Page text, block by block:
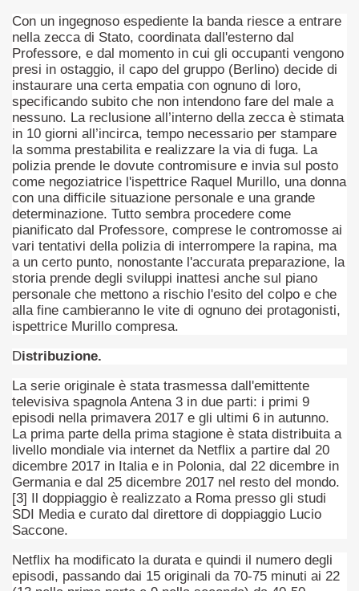
Con un ingegnoso espediente la banda riesce a entrare
nella zecca di Stato, coordinata dall'esterno dal
Professore, e dal momento in cui gli occupanti vengono
presi in ostaggio, il capo del gruppo (Berlino) decide di
instaurare una certa empatia con ognuno di loro,
specificando subito che non intendono fare del male a
nessuno. La reclusione all’interno della zecca è stimata
in 10 giorni all’incirca, tempo necessario per stampare
la somma prestabilita e realizzare la via di fuga. La
polizia prende le dovute contromisure e invia sul posto
come negoziatrice l'ispettrice Raquel Murillo, una donna
con una difficile situazione personale e una grande
determinazione. Tutto sembra procedere come
pianificato dal Professore, comprese le contromosse ai
vari tentativi della polizia di interrompere la rapina, ma
a un certo punto, nonostante l'accurata preparazione, la
storia prende degli sviluppi inattesi anche sul piano
personale che mettono a rischio l'esito del colpo e che
alla fine cambieranno le vite di ognuno dei protagonisti,
ispettrice Murillo compresa.
Distribuzione.
La serie originale è stata trasmessa dall'emittente
televisiva spagnola Antena 3 in due parti: i primi 9
episodi nella primavera 2017 e gli ultimi 6 in autunno.
La prima parte della prima stagione è stata distribuita a
livello mondiale via internet da Netflix a partire dal 20
dicembre 2017 in Italia e in Polonia, dal 22 dicembre in
Germania e dal 25 dicembre 2017 nel resto del mondo.
[3] Il doppiaggio è realizzato a Roma presso gli studi
SDI Media e curato dal direttore di doppiaggio Lucio
Saccone.
Netflix ha modificato la durata e quindi il numero degli
episodi, passando dai 15 originali da 70-75 minuti ai 22
Se Ti Piacciono nel mese di Dicembre 2013.
Scorsese
mondo migliore.
David Lynch
classico
un esempio di film noir moderno
troppo parziale.
è riuscito a tenere alto il proprio nome, è anche
nella storia del cinema